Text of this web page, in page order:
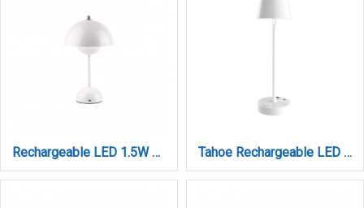
Rechargeable LED 1.5W 3CCT Touch Table Lamp White D:10x24cm (3059-White) Tahoe Rechargeable LED 2W 3CCT Touch Table Lamp White D:38cmx11cm (80100220)